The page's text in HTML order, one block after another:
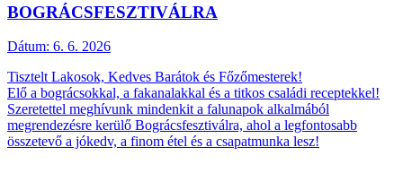
BOGRÁCSFESZTIVÁLRA
Dátum: 6. 6. 2026
Tisztelt Lakosok, Kedves Barátok és Főzőmesterek!
Elő a bográcsokkal, a fakanalakkal és a titkos családi receptekkel!
Szeretettel meghívunk mindenkit a falunapok alkalmából
megrendezésre kerülő Bográcsfesztiválra, ahol a legfontosabb
összetevő a jókedv, a finom étel és a csapatmunka lesz!